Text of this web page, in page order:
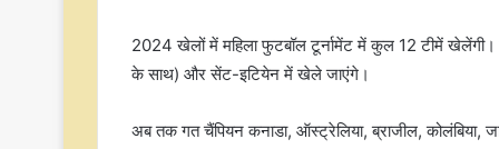
2024 खेलों में महिला फुटबॉल टूर्नामेंट में कुल 12 टीमें खेलेंगी।
के साथ) और सेंट-इटियेन में खेले जाएंगे।
अब तक गत चैंपियन कनाडा, ऑस्ट्रेलिया, ब्राजील, कोलंबिया,